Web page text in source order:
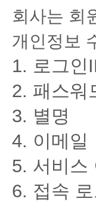
까다로운 부분이 있었는데
데이팅 하이브리드 앱 디
기술에 대한 전문성을 가
o2o 해외 통역 가이드
좀 늦기는 했지만 생각보다
제지 판매 웹 및 모바일앱
빠른 시일 내에 웹, 모바일,
회사는 회
개인정보
로그인
패스워
별명
이메일
서비스
접속